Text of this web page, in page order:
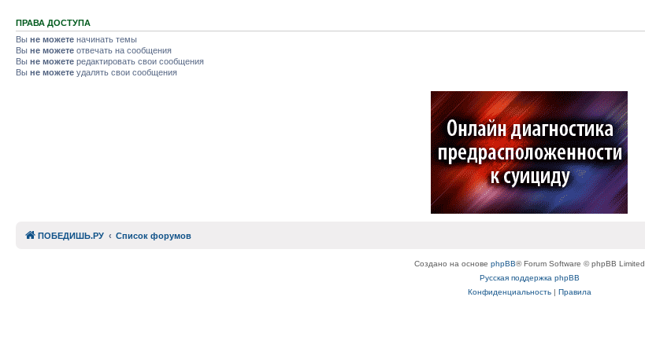
ПРАВА ДОСТУПА
Вы не можете начинать темы
Вы не можете отвечать на сообщения
Вы не можете редактировать свои сообщения
Вы не можете удалять свои сообщения
ПОБЕДИШЬ.РУ Список форумов
Создано на основе phpBB® Forum Software © phpBB Limited
Русская поддержка phpBB
Конфиденциальность| Правила